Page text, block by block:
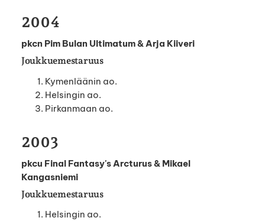
2004
pkcn Pim Bulan Ultimatum & Arja Kiiveri
Joukkuemestaruus
Kymenläänin ao.
Helsingin ao.
Pirkanmaan ao.
2003
pkcu Final Fantasy's Arcturus & Mikael
Kangasniemi
Joukkuemestaruus
Helsingin ao.